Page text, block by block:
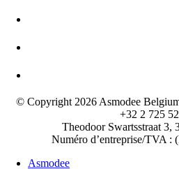
© Copyright 2026 Asmodee
+32 2 725
Theodoor Swartsstraat 3,
Numéro d’entreprise/TVA :
Asmodee